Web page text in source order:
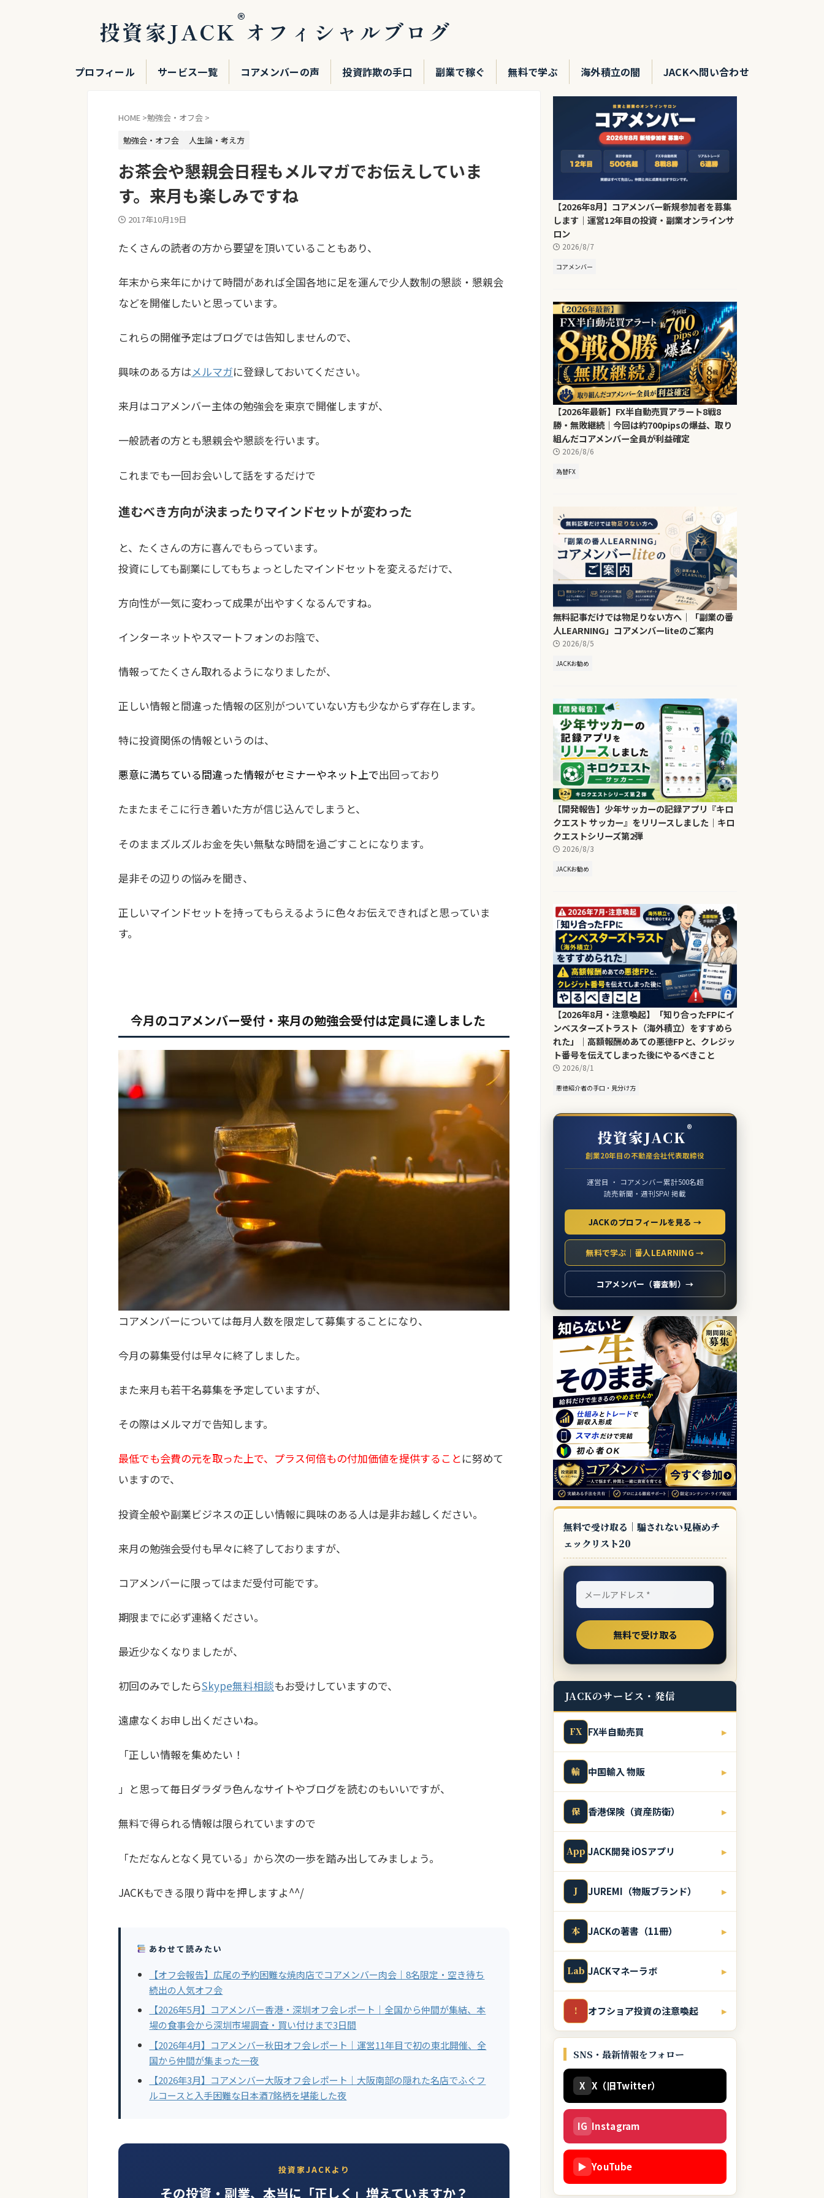
投資家JACK®オフィシャルブログ
プロフィール サービス一覧 コアメンバーの声 投資詐欺の手口 副業で稼ぐ 無料で学ぶ 海外積立の闇 JACKへ問い合わせ
HOME >勉強会・オフ会 >
勉強会・オフ会
人生論・考え方
お茶会や懇親会日程もメルマガでお伝えしていま
す。来月も楽しみですね
2017年10月19日
たくさんの読者の方から要望を頂いていることもあり、
年末から来年にかけて時間があれば全国各地に足を運んで少人数制の懇談・懇親会
などを開催したいと思っています。
これらの開催予定はブログでは告知しませんので、
興味のある方はメルマガに登録しておいてください。
来月はコアメンバー主体の勉強会を東京で開催しますが、
一般読者の方とも懇親会や懇談を行います。
これまでも一回お会いして話をするだけで
進むべき方向が決まったりマインドセットが変わった
と、たくさんの方に喜んでもらっています。
投資にしても副業にしてもちょっとしたマインドセットを変えるだけで、
方向性が一気に変わって成果が出やすくなるんですね。
インターネットやスマートフォンのお陰で、
情報ってたくさん取れるようになりましたが、
正しい情報と間違った情報の区別がついていない方も少なからず存在します。
特に投資関係の情報というのは、
悪意に満ちている間違った情報がセミナーやネット上で出回っており
たまたまそこに行き着いた方が信じ込んでしまうと、
そのままズルズルお金を失い無駄な時間を過ごすことになります。
是非その辺りの悩みを聞き、
正しいマインドセットを持ってもらえるように色々お伝えできればと思っていま
す。
今月のコアメンバー受付・来月の勉強会受付は定員に達しました
コアメンバーについては毎月人数を限定して募集することになり、
今月の募集受付は早々に終了しました。
また来月も若干名募集を予定していますが、
その際はメルマガで告知します。
最低でも会費の元を取った上で、プラス何倍もの付加価値を提供することに努めて
いますので、
投資全般や副業ビジネスの正しい情報に興味のある人は是非お越しください。
来月の勉強会受付も早々に終了しておりますが、
コアメンバーに限ってはまだ受付可能です。
期限までに必ず連絡ください。
最近少なくなりましたが、
初回のみでしたらSkype無料相談もお受けしていますので、
遠慮なくお申し出くださいね。
「正しい情報を集めたい！
」と思って毎日ダラダラ色んなサイトやブログを読むのもいいですが、
無料で得られる情報は限られていますので
「ただなんとなく見ている」から次の一歩を踏み出してみましょう。
JACKもできる限り背中を押しますよ^^/
あわせて読みたい
【オフ会報告】広尾の予約困難な焼肉店でコアメンバー肉会｜8名限定・空き待ち
続出の人気オフ会
【2026年5月】コアメンバー香港・深圳オフ会レポート｜全国から仲間が集結、本
場の食事会から深圳市場調査・買い付けまで3日間
【2026年4月】コアメンバー秋田オフ会レポート｜運営11年目で初の東北開催、全
国から仲間が集まった一夜
【2026年3月】コアメンバー大阪オフ会レポート｜大阪南部の隠れた名店でふぐフ
ルコースと入手困難な日本酒7銘柄を堪能した夜
投資家JACKより
その投資・副業、本当に「正しく」増えていますか？
【2026年8月】コアメンバー新規参加者を募集
します｜運営12年目の投資・副業オンラインサ
ロン
2026/8/7
コアメンバー
【2026年最新】FX半自動売買アラート8戦8
勝・無敗継続｜今回は約700pipsの爆益、取り
組んだコアメンバー全員が利益確定
2026/8/6
為替FX
無料記事だけでは物足りない方へ｜「副業の番
人LEARNING」コアメンバーliteのご案内
2026/8/5
JACKお勧め
【開発報告】少年サッカーの記録アプリ『キロ
クエスト サッカー』をリリースしました｜キロ
クエストシリーズ第2弾
2026/8/3
JACKお勧め
【2026年8月・注意喚起】「知り合ったFPにイ
ンベスターズトラスト（海外積立）をすすめら
れた」｜高額報酬めあての悪徳FPと、クレジッ
ト番号を伝えてしまった後にやるべきこと
2026/8/1
悪徳紹介者の手口・見分け方
投資家JACK®
創業20年目の不動産会社代表取締役
運営目 ・ コアメンバー累計500名超
読売新聞・週刊SPA! 掲載
JACKのプロフィールを見る →
無料で学ぶ｜番人LEARNING →
コアメンバー（審査制）→
無料で受け取る｜騙されない見極めチ
ェックリスト20
JACKのサービス・発信
FX FX半自動売買 ▸
輸 中国輸入 物販 ▸
保 香港保険（資産防衛） ▸
App JACK開発 iOSアプリ ▸
J JUREMI（物販ブランド） ▸
本 JACKの著書（11冊） ▸
Lab JACKマネーラボ ▸
! オフショア投資の注意喚起 ▸
SNS・最新情報をフォロー
X X（旧Twitter）
IG Instagram
▶ YouTube